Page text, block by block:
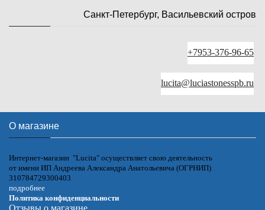
Санкт-Петербург, Васильевский остров
+7953-376-96-65
lucita@luciastonesspb.ru
О магазине
Интернет-магазин "Lucita" осуществляет свою деятельность
от имени ИП Андреева Александра Анатольевича (ОГРНИП)
310784729300403
подробнее
Политика конфиденциальности
Отзывы о магазине